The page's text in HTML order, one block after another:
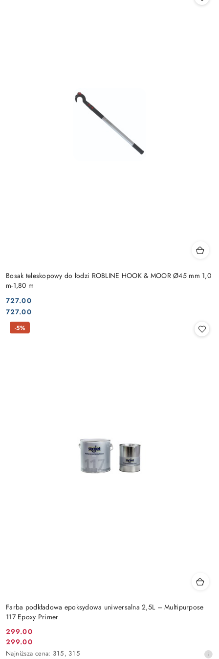
Bosak teleskopowy do łodzi ROBLINE HOOK & MOOR Ø45 mm 1,0
m-1,80 m
Cena:
727.00
Cena:
727.00
Farba podkładowa epoksydowa uniwersalna 2,5L – Multipurpose
117 Epoxy Primer
Cena
promocyjna:
299.00
Cena
299.00
Najniższa
Najniższa cena: 315, 315
-5%